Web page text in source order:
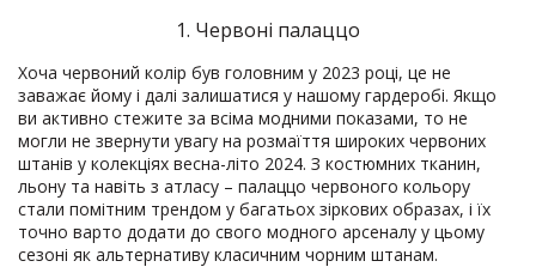
1. Червоні палаццо
Хоча червоний колір був головним у 2023 році, це не
заважає йому і далі залишатися у нашому гардеробі. Якщо
ви активно стежите за всіма модними показами, то не
могли не звернути увагу на розмаїття широких червоних
штанів у колекціях весна-літо 2024. З костюмних тканин,
льону та навіть з атласу – палаццо червоного кольору
стали помітним трендом у багатьох зіркових образах, і їх
точно варто додати до свого модного арсеналу у цьому
сезоні як альтернативу класичним чорним штанам.